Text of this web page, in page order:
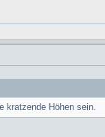
kratzende Höhen sein.